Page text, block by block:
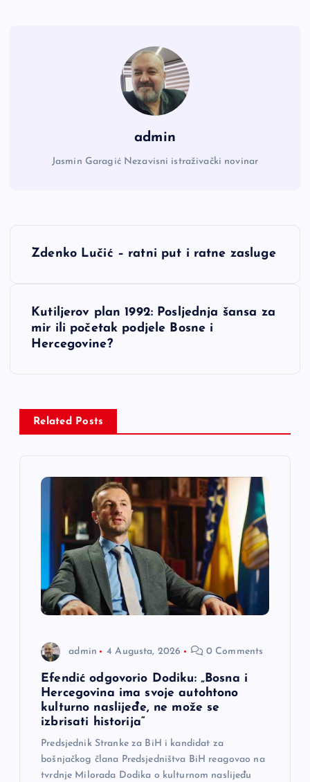
admin
Jasmin Garagić Nezavisni istraživački novinar
N
a
Zdenko Lučić – ratni put i ratne zasluge
Kutiljerov plan 1992: Posljednja šansa za
mir ili početak podjele Bosne i
Hercegovine?
Related Posts
admin 4 Augusta, 2026 0 Comments
Efendić odgovorio Dodiku: „Bosna i
Hercegovina ima svoje autohtono
kulturno naslijeđe, ne može se
izbrisati historija“
Predsjednik Stranke za BiH i kandidat za
bošnjačkog člana Predsjedništva BiH reagovao na
tvrdnje Milorada Dodika o kulturnom naslijeđu